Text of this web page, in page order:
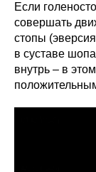
Если
совершать
стопы
в суставе
внутрь – в